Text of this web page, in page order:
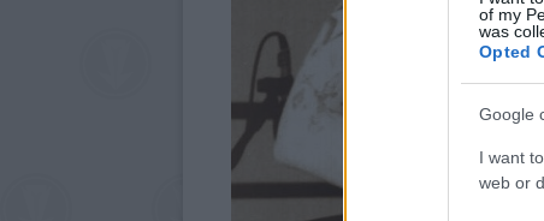
of my
was
Opted
Google
I want
web or